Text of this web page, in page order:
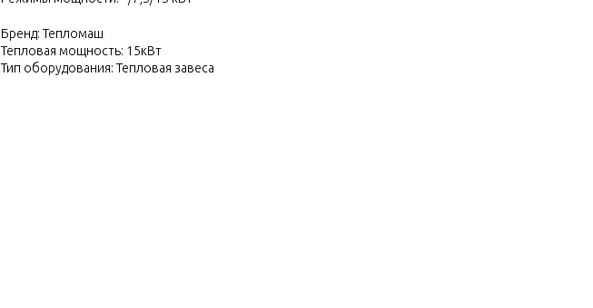
Бренд: Тепломаш
Тепловая мощность: 15кВт
Тип оборудования: Тепловая завеса